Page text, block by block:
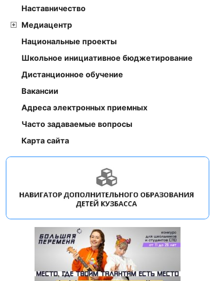
Наставничество
Медиацентр
Национальные проекты
Школьное инициативное бюджетирование
Дистанционное обучение
Вакансии
Адреса электронных приемных
Часто задаваемые вопросы
Карта сайта